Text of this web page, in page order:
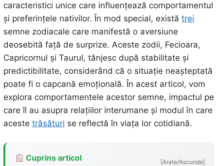
caracteristici unice care influențează comportamentul
și preferințele nativilor. În mod special, există trei
semne zodiacale care manifestă o aversiune
deosebită față de surprize. Aceste zodii, Fecioara,
Capricornul și Taurul, tânjesc după stabilitate și
predictibilitate, considerând că o situație neașteptată
poate fi o capcană emoțională. În acest articol, vom
explora comportamentele acestor semne, impactul pe
care îl au asupra relațiilor interumane și modul în care
aceste trăsături se reflectă în viața lor cotidiană.
Cuprins articol [Arata/Ascunde]